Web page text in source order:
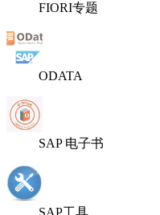
FIORI专题
ODATA
SAP 电子书
SAP工具